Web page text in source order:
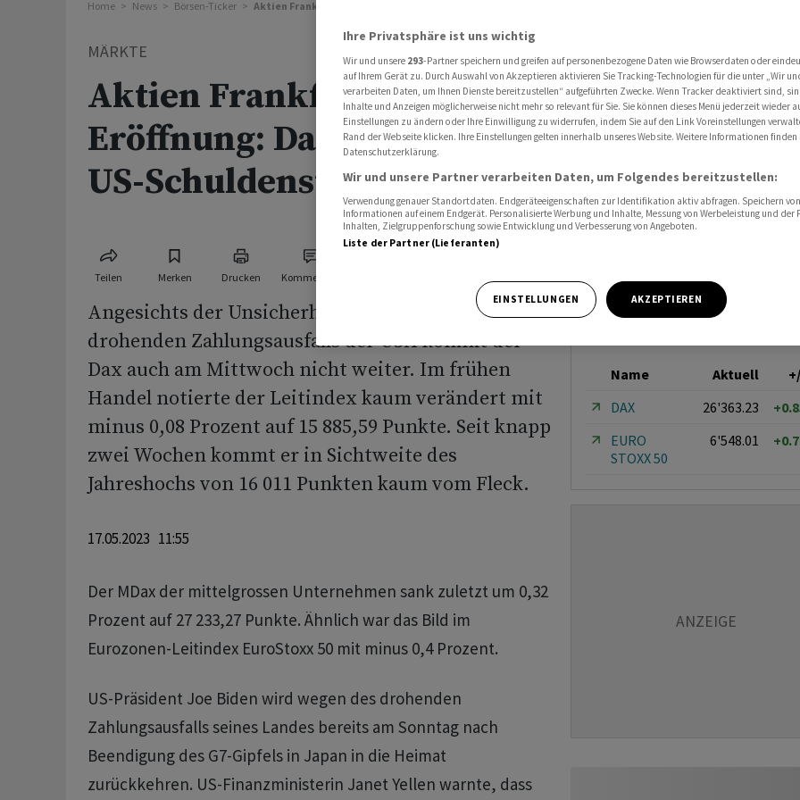
Home News Börsen-Ticker Aktien Frankfurt Eröffnung: Dax hängt fest - US-Schuldenstreit im Fokus
MÄRKTE
Aktien Frankfurt
Eröffnung: Dax hängt fest -
US-Schuldenstreit im Fokus
Teilen Merken Drucken Kommentare
Angesichts der Unsicherheiten wegen des
drohenden Zahlungsausfalls der USA kommt der
Dax auch am Mittwoch nicht weiter. Im frühen
Handel notierte der Leitindex kaum verändert mit
minus 0,08 Prozent auf 15 885,59 Punkte. Seit knapp
zwei Wochen kommt er in Sichtweite des
Jahreshochs von 16 011 Punkten kaum vom Fleck.
17.05.2023 11:55
Der MDax der mittelgrossen Unternehmen sank zuletzt um 0,32
Prozent auf 27 233,27 Punkte. Ähnlich war das Bild im
Eurozonen-Leitindex EuroStoxx 50 mit minus 0,4 Prozent.
US-Präsident Joe Biden wird wegen des drohenden
Zahlungsausfalls seines Landes bereits am Sonntag nach
Beendigung des G7-Gipfels in Japan in die Heimat
zurückkehren. US-Finanzministerin Janet Yellen warnte, dass
Name Aktuell
DAX
26'363.23
EURO
STOXX 50
6'548.01
Ihre Privatsphäre ist uns wichtig
Wir und unsere 293-Partner speichern und greifen auf personenbezogene Daten wie Browserdaten oder
auf Ihrem Gerät zu. Durch Auswahl von Akzeptieren aktivieren Sie Tracking-Technologien für die unter „Wir
verarbeiten Daten, um Ihnen Dienste bereitzustellen“ aufgeführten Zwecke. Wenn Tracker deaktiviert sind,
Inhalte und Anzeigen möglicherweise nicht mehr so relevant für Sie. Sie können dieses Menü jederzeit wieder
Einstellungen zu ändern oder Ihre Einwilligung zu widerrufen, indem Sie auf den Link Voreinstellungen
Rand der Webseite klicken. Ihre Einstellungen gelten innerhalb unseres Website. Weitere Informationen finden
Datenschutzerklärung.
Wir und unsere Partner verarbeiten Daten, um Folgendes bereitzustellen:
Verwendung genauer Standortdaten. Endgeräteeigenschaften zur Identifikation aktiv abfragen. Speichern
Informationen auf einem Endgerät. Personalisierte Werbung und Inhalte, Messung von Werbeleistung und der
Inhalten, Zielgruppenforschung sowie Entwicklung und Verbesserung von Angeboten.
Liste der Partner (Lieferanten)
EINSTELLUNGEN AKZEPTIEREN